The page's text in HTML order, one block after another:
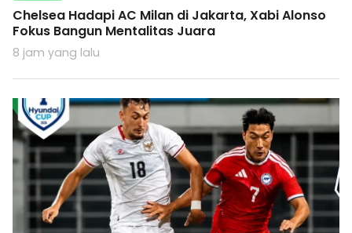
Chelsea Hadapi AC Milan di Jakarta, Xabi Alonso
Fokus Bangun Mentalitas Juara
8 jam yang lalu